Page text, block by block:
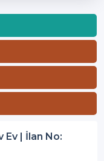
Ev | İlan No: